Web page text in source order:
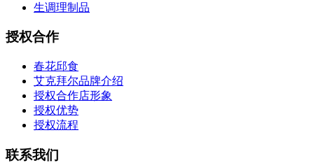
生调理制品
授权合作
春花邱食
艾克拜尔品牌介绍
授权合作店形象
授权优势
授权流程
联系我们